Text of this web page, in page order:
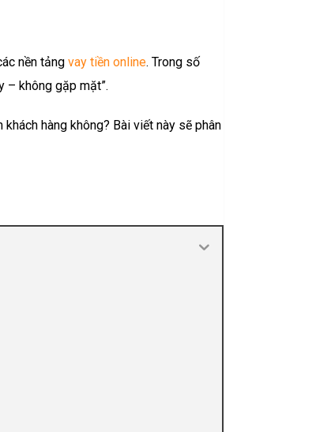
nền tảng vay tiền online. Trong số
– không gặp mặt”.
hàng không? Bài viết này sẽ phân